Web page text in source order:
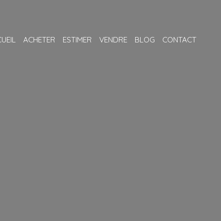
ACHETER ESTIMER VENDRE BLOG CONTACT